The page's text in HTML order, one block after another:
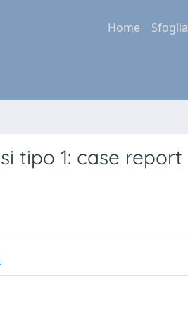
Home Sfoglia
tipo 1: case report